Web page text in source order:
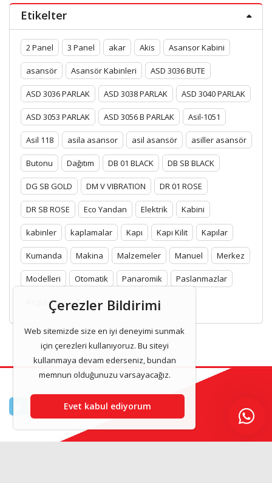
Etikelter
2 Panel 3 Panel akar Akis Asansor Kabini
asansör Asansör Kabinleri ASD 3036 BUTE
ASD 3036 PARLAK ASD 3038 PARLAK ASD 3040 PARLAK
ASD 3053 PARLAK ASD 3056 B PARLAK Asil-1051
Asil 118 asila asansor asil asansör asiller asansör
Butonu Dağıtım DB 01 BLACK DB SB BLACK
DG SB GOLD DM V VIBRATION DR 01 ROSE
DR SB ROSE Eco Yandan Elektrik Kabini
kabinler kaplamalar Kapı Kapı Kilit Kapılar
Kumanda Makina Malzemeler Manuel Merkez
Modelleri Otomatik Panaromik Paslanmazlar
Regülatör Tavan
Çerezler Bildirimi
Web sitemizde size en iyi deneyimi sunmak
için çerezleri kullanıyoruz. Bu siteyi
kullanmaya devam ederseniz, bundan
memnun olduğunuzu varsayacağız.
Evet kabul ediyorum